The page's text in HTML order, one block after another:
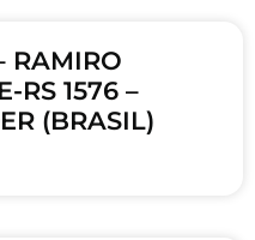
RAMIRO
RS 1576 –
(BRASIL)